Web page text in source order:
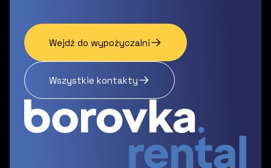
Wejdź do wypożyczalni
Wszystkie kontakty